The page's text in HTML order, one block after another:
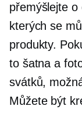
přemýšlejte o
kterých se
produkty.
to šatna a
svátků,
Můžete být